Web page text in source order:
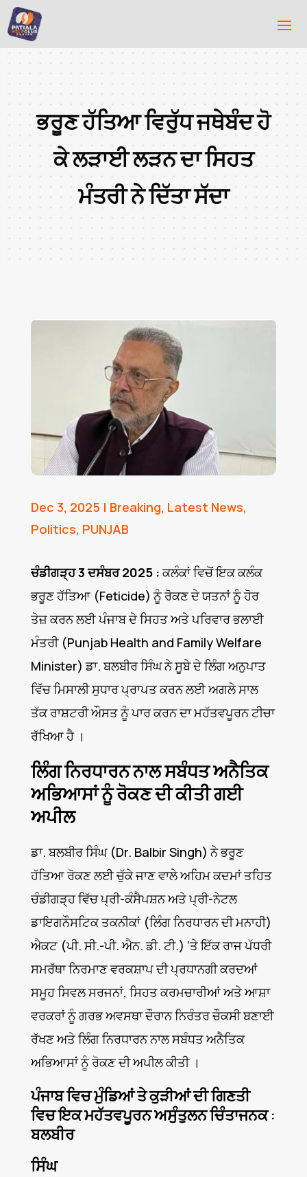
ਭਰੂਣ ਹੱਤਿਆ ਵਿਰੁੱਧ ਜਥੇਬੰਦ ਹੋ
ਕੇ ਲੜਾਈ ਲੜਨ ਦਾ ਸਿਹਤ
ਮੰਤਰੀ ਨੇ ਦਿੱਤਾ ਸੱਦਾ
Dec 3, 2025 | Breaking, Latest News,
Politics, PUNJAB
ਚੰਡੀਗੜ੍ਹ 3 ਦਸੰਬਰ 2025 : ਕਲੰਕਾਂ ਵਿਚੋਂ ਇਕ ਕਲੰਕ
ਭਰੂਣ ਹੱਤਿਆ (Feticide) ਨੂੰ ਰੋਕਣ ਦੇ ਯਤਨਾਂ ਨੂੰ ਹੋਰ
ਤੇਜ਼ ਕਰਨ ਲਈ ਪੰਜਾਬ ਦੇ ਸਿਹਤ ਅਤੇ ਪਰਿਵਾਰ ਭਲਾਈ
ਮੰਤਰੀ (Punjab Health and Family Welfare
Minister) ਡਾ. ਬਲਬੀਰ ਸਿੰਘ ਨੇ ਸੂਬੇ ਦੇ ਲਿੰਗ ਅਨੁਪਾਤ
ਵਿੱਚ ਮਿਸਾਲੀ ਸੁਧਾਰ ਪ੍ਰਾਪਤ ਕਰਨ ਲਈ ਅਗਲੇ ਸਾਲ
ਤੱਕ ਰਾਸ਼ਟਰੀ ਔਸਤ ਨੂੰ ਪਾਰ ਕਰਨ ਦਾ ਮਹੱਤਵਪੂਰਨ ਟੀਚਾ
ਰੱਖਿਆ ਹੈ ।
ਲਿੰਗ ਨਿਰਧਾਰਨ ਨਾਲ ਸਬੰਧਤ ਅਨੈਤਿਕ
ਅਭਿਆਸਾਂ ਨੂੰ ਰੋਕਣ ਦੀ ਕੀਤੀ ਗਈ
ਅਪੀਲ
ਡਾ. ਬਲਬੀਰ ਸਿੰਘ (Dr. Balbir Singh) ਨੇ ਭਰੂਣ
ਹੱਤਿਆ ਰੋਕਣ ਲਈ ਚੁੱਕੇ ਜਾਣ ਵਾਲੇ ਅਹਿਮ ਕਦਮਾਂ ਤਹਿਤ
ਚੰਡੀਗੜ੍ਹ ਵਿੱਚ ਪ੍ਰੀ-ਕੰਸੈਪਸ਼ਨ ਅਤੇ ਪ੍ਰੀ-ਨੇਟਲ
ਡਾਇਗਨੌਸਟਿਕ ਤਕਨੀਕਾਂ (ਲਿੰਗ ਨਿਰਧਾਰਨ ਦੀ ਮਨਾਹੀ)
ਐਕਟ (ਪੀ. ਸੀ.-ਪੀ. ਐਨ. ਡੀ. ਟੀ.) ‘ਤੇ ਇੱਕ ਰਾਜ ਪੱਧਰੀ
ਸਮਰੱਥਾ ਨਿਰਮਾਣ ਵਰਕਸ਼ਾਪ ਦੀ ਪ੍ਰਧਾਨਗੀ ਕਰਦਆਂ
ਸਮੂਹ ਸਿਵਲ ਸਰਜਨਾਂ, ਸਿਹਤ ਕਰਮਚਾਰੀਆਂ ਅਤੇ ਆਸ਼ਾ
ਵਰਕਰਾਂ ਨੂੰ ਗਰਭ ਅਵਸਥਾ ਦੌਰਾਨ ਨਿਰੰਤਰ ਚੌਕਸੀ ਬਣਾਈ
ਰੱਖਣ ਅਤੇ ਲਿੰਗ ਨਿਰਧਾਰਨ ਨਾਲ ਸਬੰਧਤ ਅਨੈਤਿਕ
ਅਭਿਆਸਾਂ ਨੂੰ ਰੋਕਣ ਦੀ ਅਪੀਲ ਕੀਤੀ ।
ਪੰਜਾਬ ਵਿਚ ਮੁੰਡਿਆਂ ਤੇ ਕੁੜੀਆਂ ਦੀ ਗਿਣਤੀ
ਵਿਚ ਇਕ ਮਹੱਤਵਪੂਰਨ ਅਸੁੰਤੁਲਨ ਚਿੰਤਾਜਨਕ :
ਬਲਬੀਰ
ਸਿੰਘ